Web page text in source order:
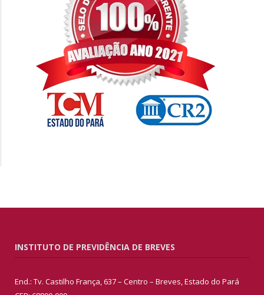
INSTITUTO DE PREVIDÊNCIA DE BREVES
End.: Tv. Castilho França, 637 – Centro – Breves, Estado do Pará